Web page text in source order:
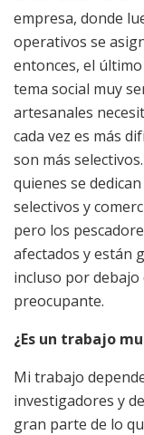
empresa, donde
operativos se
entonces, el
tema social muy
artesanales
cada vez es más
son más
quienes se
selectivos y
pero los
afectados y están
incluso por debajo
preocupante.
¿Es un trabajo
Mi trabajo
investigadores y
gran parte de lo